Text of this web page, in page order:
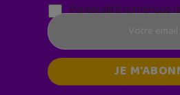
Parentalité numérique